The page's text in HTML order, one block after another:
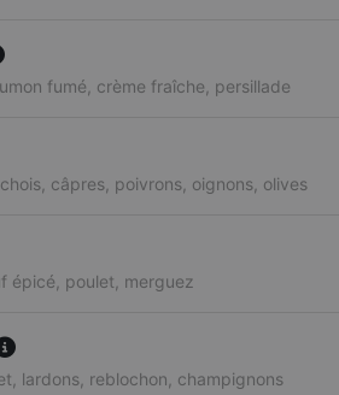
fumé, crème fraîche, persillade
câpres, poivrons, oignons, olives
épicé, poulet, merguez
lardons, reblochon, champignons